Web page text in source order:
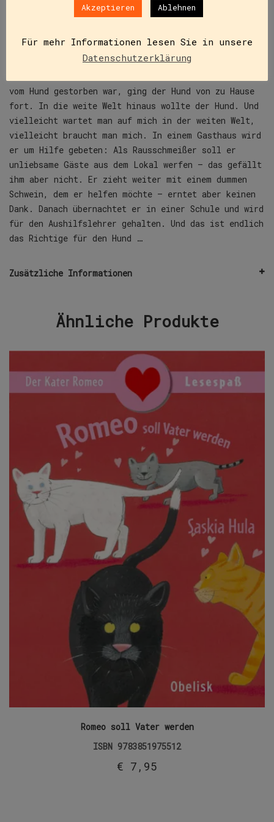
vom Hund gestorben war, ging der Hund von zu Hause
fort. In die weite Welt hinaus wollte der Hund. Und
vielleicht wartet man auf mich in der weiten Welt,
vielleicht braucht man mich. In einem Gasthaus wird
er um Hilfe gebeten: Als Rausschmeißer soll er
unliebsame Gäste aus dem Lokal werfen – das gefällt
ihm aber nicht. Er zieht weiter mit einem dummen
Schwein, dem er helfen möchte – erntet aber keinen
Dank. Danach übernachtet er in einer Schule und wird
für den Aushilfslehrer gehalten. Und das ist endlich
das Richtige für den Hund …
Zusätzliche Informationen
Ähnliche Produkte
Romeo soll Vater werden
ISBN 9783851975512
€ 7,95
Akzeptieren Ablehnen
Für mehr Informationen lesen Sie in unsere
Datenschutzerklärung